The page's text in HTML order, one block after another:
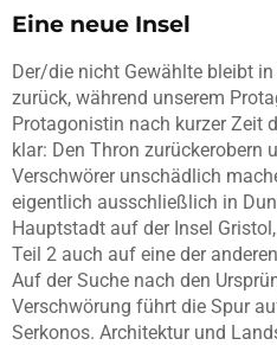
Eine neue Insel
Der/die nicht Gewählte bleibt
zurück, während unserem
Protagonistin nach kurzer Zeit
klar: Den Thron zurückerobern
Verschwörer unschädlich
eigentlich ausschließlich in
Hauptstadt auf der Insel
Teil 2 auch auf eine der
Auf der Suche nach den
Verschwörung führt die Spur
Serkonos. Architektur und